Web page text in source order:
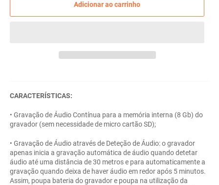
Adicionar ao carrinho
CARACTERÍSTICAS:
• Gravação de Áudio Contínua para a memória interna (8 Gb) do
gravador (sem necessidade de micro cartão SD);
• Gravação de Áudio através de Deteção de Áudio: o gravador
apenas inicia a gravação automática de áudio quando detetar
áudio até uma distância de 30 metros e para automaticamente a
gravação quando deixa de haver áudio em redor após 5 minutos.
Assim, poupa bateria do gravador e poupa na utilização da